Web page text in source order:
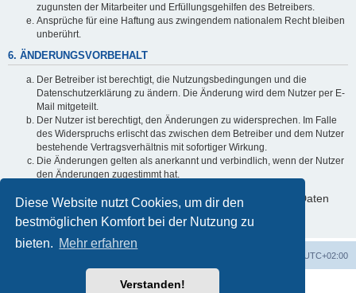
Diese Website nutzt Cookies, um dir den
bestmöglichen Komfort bei der Nutzung zu
bieten. Mehr erfahren
Verstanden!
zugunsten der Mitarbeiter und Erfüllungsgehilfen des Betreibers.
Ansprüche für eine Haftung aus zwingendem nationalem Recht bleiben
unberührt.
6. ÄNDERUNGSVORBEHALT
Der Betreiber ist berechtigt, die Nutzungsbedingungen und die
Datenschutzerklärung zu ändern. Die Änderung wird dem Nutzer per E-
Mail mitgeteilt.
Der Nutzer ist berechtigt, den Änderungen zu widersprechen. Im Falle
des Widerspruchs erlischt das zwischen dem Betreiber und dem Nutzer
bestehende Vertragsverhältnis mit sofortiger Wirkung.
Die Änderungen gelten als anerkannt und verbindlich, wenn der Nutzer
den Änderungen zugestimmt hat.
Informationen über den Umgang mit deinen persönlichen Daten
sind in der Datenschutzerklärung enthalten.
UTC+02:00
Powered byphpBB® Forum Software © phpBB Limited